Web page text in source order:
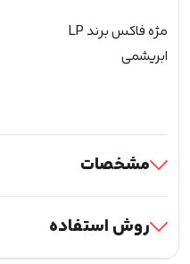
مژه فاکس برند LP
ابریشمی
مشخصات
روش استفاده